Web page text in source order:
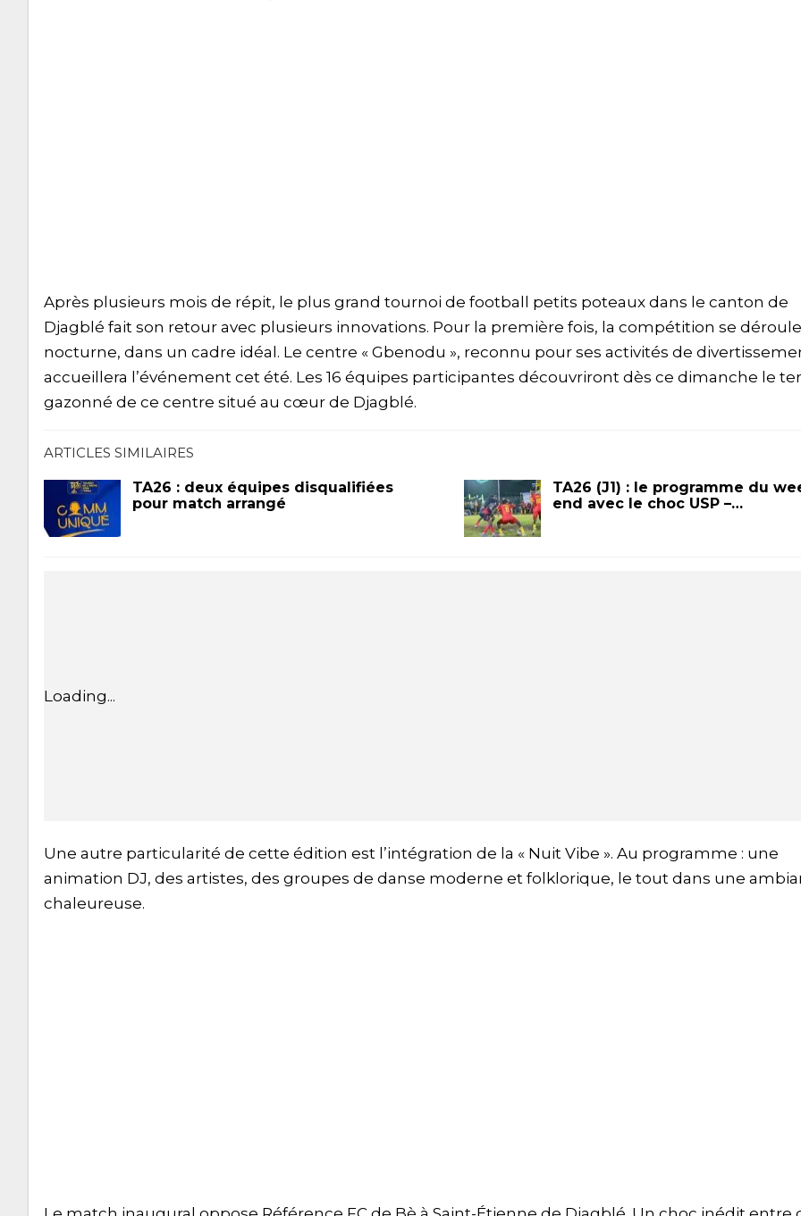
Après plusieurs mois de répit, le plus grand tournoi de football petits poteaux dans le canton de
Djagblé fait son retour avec plusieurs innovations. Pour la première fois, la compétition se
nocturne, dans un cadre idéal. Le centre « Gbenodu », reconnu pour ses activités de
accueillera l’événement cet été. Les 16 équipes participantes découvriront dès ce dimanche le
gazonné de ce centre situé au cœur de Djagblé.
ARTICLES SIMILAIRES
TA26 : deux équipes disqualifiées
pour match arrangé
TA26 (J1) : le programme du
end avec le choc USP –…
Loading...
Une autre particularité de cette édition est l’intégration de la « Nuit Vibe ». Au programme : une
animation DJ, des artistes, des groupes de danse moderne et folklorique, le tout dans une
chaleureuse.